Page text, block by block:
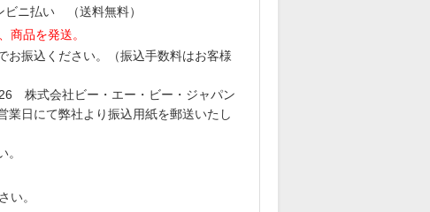
ビニ払い （送料無料）
商品を発送。
振込ください。（振込手数料はお客様
株式会社ビー・エー・ビー・ジャパン
日にて弊社より振込用紙を郵送いたし
い。